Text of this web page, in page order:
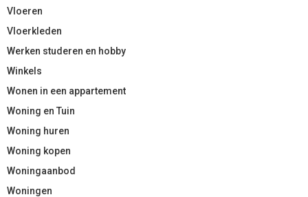
Vloeren
Vloerkleden
Werken studeren en hobby
Winkels
Wonen in een appartement
Woning en Tuin
Woning huren
Woning kopen
Woningaanbod
Woningen